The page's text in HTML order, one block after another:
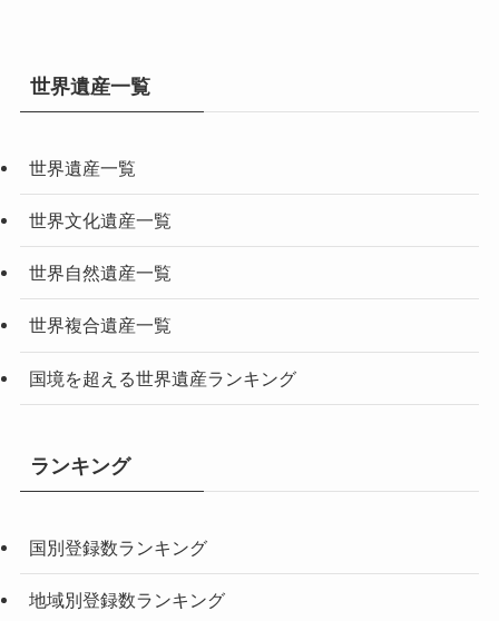
世界遺産一覧
世界遺産一覧
世界文化遺産一覧
世界自然遺産一覧
世界複合遺産一覧
国境を超える世界遺産ランキング
ランキング
国別登録数ランキング
地域別登録数ランキング